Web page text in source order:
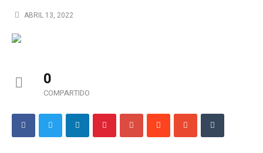
ABRIL 13, 2022
0
COMPARTIDO